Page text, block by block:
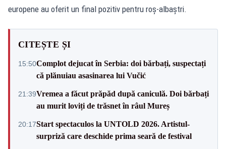
europene au oferit un final pozitiv pentru roş-albaştri.
CITEȘTE ȘI
15:50Complot dejucat în Serbia: doi bărbați, suspectați
că plănuiau asasinarea lui Vučić
21:39Vremea a făcut prăpăd după caniculă. Doi bărbați
au murit loviți de trăsnet în râul Mureș
20:17Start spectaculos la UNTOLD 2026. Artistul-
surpriză care deschide prima seară de festival